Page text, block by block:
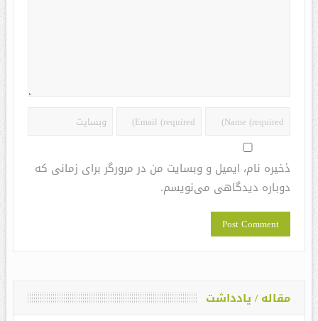
ذخیره نام، ایمیل و وبسایت من در مرورگر برای زمانی که
دوباره دیدگاهی می‌نویسم.
مقاله / یادداشت